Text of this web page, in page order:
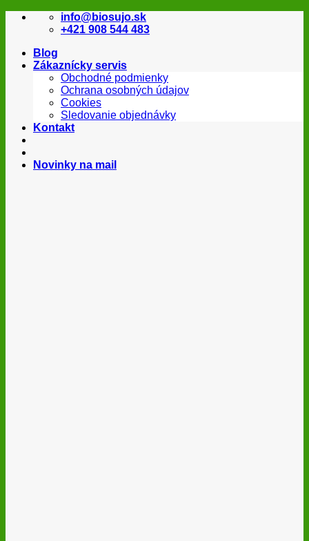
Skip
info@biosujo.sk
+421 908 544 483
Blog
Zákaznícky servis
Obchodné podmienky
Ochrana osobných údajov
Cookies
Sledovanie objednávky
Kontakt
Novinky na mail